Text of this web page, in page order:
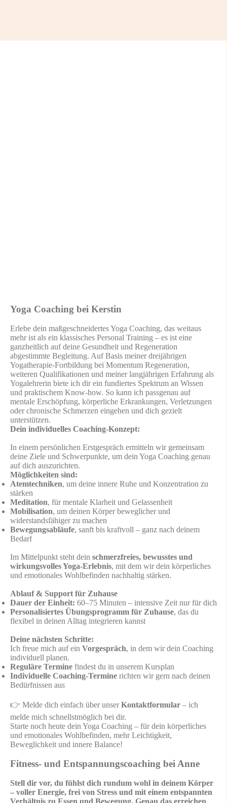
Yoga Coaching bei Kerstin
Erlebe dein maßgeschneidertes Yoga Coaching, das weitaus
mehr ist als ein klassisches Personal Training – es ist eine
ganzheitlich auf deine Gesundheit und Regeneration
abgestimmte Begleitung. Auf Basis meiner dreijährigen
Yogatherapie-Fortbildung bei Momentum Regeneration,
weiteren Qualifikationen und meiner langjährigen Erfahrung als
Yogalehrerin biete ich dir ein fundiertes Spektrum an Wissen
und praktischem Know‑how. So kann ich passgenau auf
mentale Erschöpfung, körperliche Erkrankungen, Verletzungen
oder chronische Schmerzen eingehen und dich gezielt
unterstützen.
Dein individuelles Coaching-Konzept:
In einem persönlichen Erstgespräch ermitteln wir gemeinsam
deine Ziele und Schwerpunkte, um dein Yoga Coaching genau
auf dich auszurichten.
Möglichkeiten sind:
Atemtechniken, um deine innere Ruhe und Konzentration zu
stärken
Meditation, für mentale Klarheit und Gelassenheit
Mobilisation, um deinen Körper beweglicher und
widerstandsfähiger zu machen
Bewegungsabläufe, sanft bis kraftvoll – ganz nach deinem
Bedarf
Im Mittelpunkt steht dein schmerzfreies, bewusstes und
wirkungsvolles Yoga-Erlebnis, mit dem wir dein körperliches
und emotionales Wohlbefinden nachhaltig stärken.
Ablauf & Support für Zuhause
Dauer der Einheit: 60–75 Minuten – intensive Zeit nur für dich
Personalisiertes Übungsprogramm für Zuhause, das du
flexibel in deinen Alltag integrieren kannst
Deine nächsten Schritte:
Ich freue mich auf ein Vorgespräch, in dem wir dein Coaching
individuell planen.
Reguläre Termine findest du in unserem Kursplan
Individuelle Coaching-Termine richten wir gern nach deinen
Bedürfnissen aus
👉 Melde dich einfach über unserKontaktformular – ich
melde mich schnellstmöglich bei dir.
Starte noch heute dein Yoga Coaching – für dein körperliches
und emotionales Wohlbefinden, mehr Leichtigkeit,
Beweglichkeit und innere Balance!
Fitness- und Entspannungscoaching bei Anne
Stell dir vor, du fühlst dich rundum wohl in deinem Körper
– voller Energie, frei von Stress und mit einem entspannten
Verhältnis zu Essen und Bewegung. Genau das erreichen